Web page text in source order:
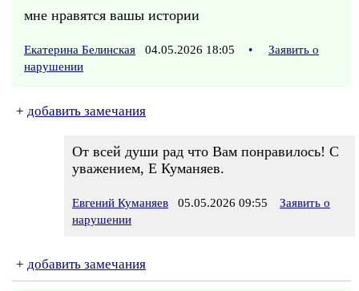
мне нравятся вашы истории
Екатерина Белинская 04.05.2026 18:05 •
Заявить о
нарушении
+ добавить замечания
От всей души рад что Вам понравилось! С
уважением, Е Куманяев.
Евгений Куманяев 05.05.2026 09:55
Заявить о
нарушении
+ добавить замечания